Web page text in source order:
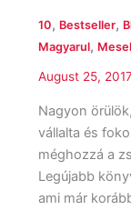
10, Bestseller,
Magyarul,
August 25, 2017
Nagyon
vállalta és
méghozzá a
Legújabb
ami már